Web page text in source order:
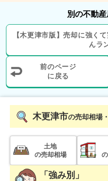
千葉県君津市中島
古家あり
5,000
千葉県袖ヶ浦市袖ケ浦駅
状態:
200
千葉県袖ヶ浦市横田
別の不動
【木更津市版】売却に強く
んラ
前のページ
に戻る
木更津市の売却相場
土地
の売却相場
「強み別」